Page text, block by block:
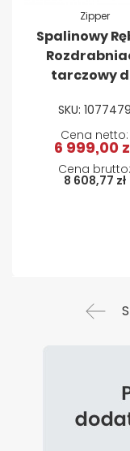
Zipper
Spalinowy
tarczowy
HAEK15000
SKU: 1077479
8 608,77 zł
6 999,00